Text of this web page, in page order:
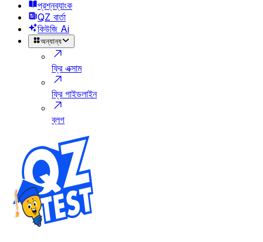
প্রশ্নব্যাংক
QZ বার্তা
কিউজি Ai
অন্যান্য
ফ্রি এক্সাম
ফ্রি গাইডলাইন
ব্লগ